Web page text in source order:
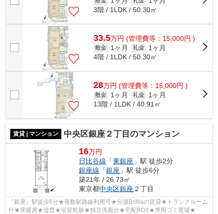
3階 / 1LDK / 50.30㎡
33.5万円 (管理費等：15,000円 )
敷金 1ヶ月 礼金
1ヶ月
4階 / 1LDK / 50.30㎡
28万円 (管理費等：15,000円 )
敷金 1ヶ月 礼金
1ヶ月
13階 / 1LDK / 40.91㎡
賃貸 | マンション 中央区銀座２丁目のマンション
16万円
日比谷線 「東銀座 」駅 徒歩2分
銀座線 「銀座 」駅 徒歩6分
築21年 / 26.73㎡
東京都中央区銀座 ２丁目
『銀座』駅徒歩6分★複数駅路線利用可★分譲Brilliaの賃貸★トランクルーム
付★床暖房★追焚★浴室乾燥★独立洗面台★宅配BOX★専用ゴミ置場★